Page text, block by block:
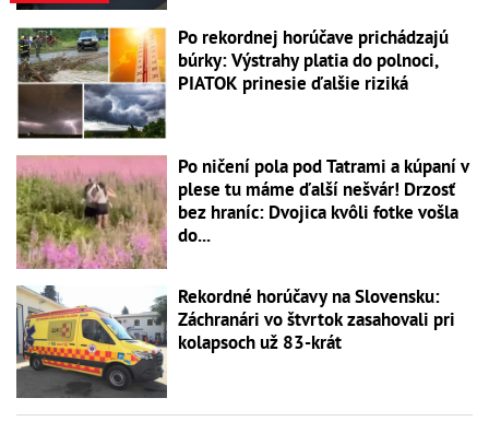
Po rekordnej horúčave prichádzajú
búrky: Výstrahy platia do polnoci,
PIATOK prinesie ďalšie riziká
Po ničení pola pod Tatrami a kúpaní v
plese tu máme ďalší nešvár! Drzosť
bez hraníc: Dvojica kvôli fotke vošla
do...
Rekordné horúčavy na Slovensku:
Záchranári vo štvrtok zasahovali pri
kolapsoch už 83-krát